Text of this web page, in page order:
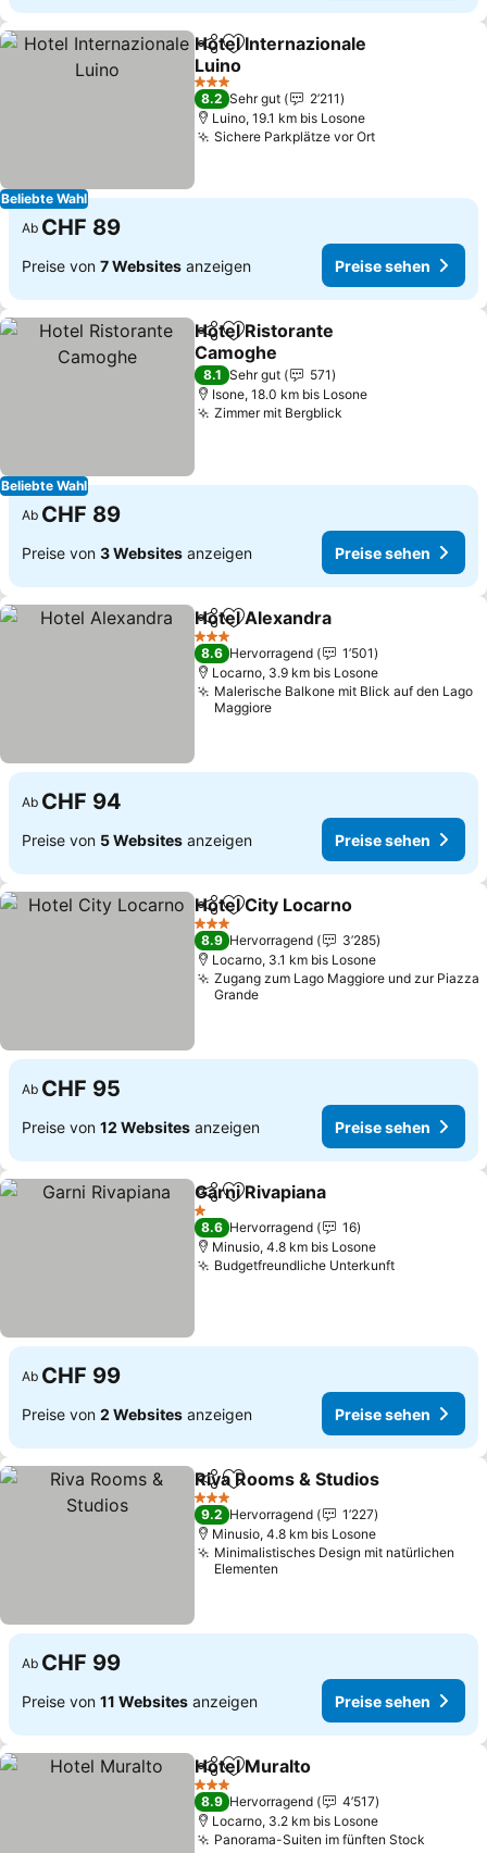
Beliebte Wahl
TeilenZu Favoriten hinzufügen
Hotel Internazionale
Luino
3 Sterne
8.2 Sehr gut
2’211
Luino, 19.1 km bis Losone
Sichere Parkplätze vor Ort
Ab CHF 89
Preise von 7 Websites anzeigen Preise sehen
Beliebte Wahl
TeilenZu Favoriten hinzufügen
Hotel Ristorante
Camoghe
8.1 Sehr gut
571
Isone, 18.0 km bis Losone
Zimmer mit Bergblick
Ab CHF 89
Preise von 3 Websites anzeigen Preise sehen
TeilenZu Favoriten hinzufügen
Hotel Alexandra
3 Sterne
8.6 Hervorragend
1’501
Locarno, 3.9 km bis Losone
Malerische Balkone mit Blick auf den Lago
Maggiore
Ab CHF 94
Preise von 5 Websites anzeigen Preise sehen
TeilenZu Favoriten hinzufügen
Hotel City Locarno
3 Sterne
8.9 Hervorragend
3’285
Locarno, 3.1 km bis Losone
Zugang zum Lago Maggiore und zur Piazza
Grande
Ab CHF 95
Preise von 12 Websites anzeigen Preise sehen
TeilenZu Favoriten hinzufügen
Garni Rivapiana
1 Sterne
8.6 Hervorragend
16
Minusio, 4.8 km bis Losone
Budgetfreundliche Unterkunft
Ab CHF 99
Preise von 2 Websites anzeigen Preise sehen
TeilenZu Favoriten hinzufügen
Riva Rooms & Studios
3 Sterne
9.2 Hervorragend
1’227
Minusio, 4.8 km bis Losone
Minimalistisches Design mit natürlichen
Elementen
Ab CHF 99
Preise von 11 Websites anzeigen Preise sehen
TeilenZu Favoriten hinzufügen
Hotel Muralto
3 Sterne
8.9 Hervorragend
4’517
Locarno, 3.2 km bis Losone
Panorama-Suiten im fünften Stock